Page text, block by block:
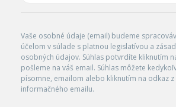
Vaše osobné údaje (email) budeme
účelom v súlade s platnou legislatívou a
osobných údajov. Súhlas potvrdíte kliknutím
pošleme na váš email. Súhlas môžete
písomne, emailom alebo kliknutím na odkaz
informačného emailu.